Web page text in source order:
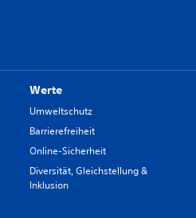
Werte
Umweltschutz
Barrierefreiheit
Online-Sicherheit
Diversität, Gleichstellung &
Inklusion